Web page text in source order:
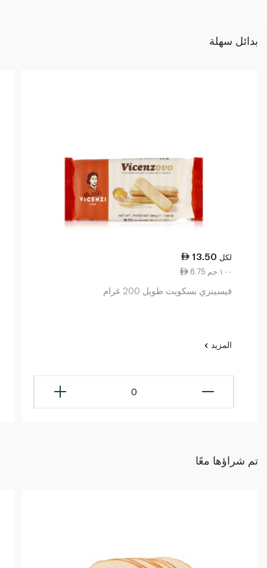
بدائل سهلة
13.50 لكل
6.75 ١٠٠ جم
فيسينزي بسكويت طويل 200 غرام
المزيد
0
تم شراؤها معًا